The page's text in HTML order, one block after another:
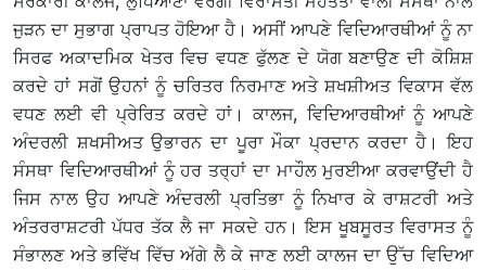
ਜੁੜਨ ਦਾ ਸੁਭਾਗ ਪ੍ਰਾਪਤ ਹੋਇਆ ਹੈ। ਅਸੀਂ ਆਪਣੇ ਵਿਦਿਆਰਥੀਆਂ ਨੂੰ ਨਾ
ਸਿਰਫ ਅਕਾਦਮਿਕ ਖੇਤਰ ਵਿਚ ਵਧਣ ਫੁੱਲਣ ਦੇ ਯੋਗ ਬਣਾਉਣ ਦੀ ਕੋਸ਼ਿਸ਼
ਕਰਦੇ ਹਾਂ ਸਗੋਂ ਉਹਨਾਂ ਨੂੰ ਚਰਿਤਰ ਨਿਰਮਾਣ ਅਤੇ ਸ਼ਖਸ਼ੀਅਤ ਵਿਕਾਸ ਵੱਲ
ਵਧਣ ਲਈ ਵੀ ਪ੍ਰੇਰਿਤ ਕਰਦੇ ਹਾਂ। ਕਾਲਜ, ਵਿਦਿਆਰਥੀਆਂ ਨੂੰ ਆਪਣੇ
ਅੰਦਰਲੀ ਸ਼ਖਸੀਅਤ ਉਭਾਰਨ ਦਾ ਪੂਰਾ ਮੌਕਾ ਪ੍ਰਦਾਨ ਕਰਦਾ ਹੈ। ਇਹ
ਸੰਸਥਾ ਵਿਦਿਆਰਥੀਆਂ ਨੂੰ ਹਰ ਤਰ੍ਹਾਂ ਦਾ ਮਾਹੌਲ ਮੁਰਈਆ ਕਰਵਾਉਂਦੀ ਹੈ
ਜਿਸ ਨਾਲ ਉਹ ਆਪਣੇ ਅੰਦਰਲੀ ਪ੍ਰਤਿਭਾ ਨੂੰ ਨਿਖਾਰ ਕੇ ਰਾਸ਼ਟਰੀ ਅਤੇ
ਅੰਤਰਰਾਸ਼ਟਰੀ ਪੱਧਰ ਤੱਕ ਲੈ ਜਾ ਸਕਦੇ ਹਨ। ਇਸ ਖੂਬਸੂਰਤ ਵਿਰਾਸਤ ਨੂੰ
ਸੰਭਾਲਣ ਅਤੇ ਭਵਿੱਖ ਵਿੱਚ ਅੱਗੇ ਲੈ ਕੇ ਜਾਣ ਲਈ ਕਾਲਜ ਦਾ ਉੱਚ ਵਿਦਿਆ